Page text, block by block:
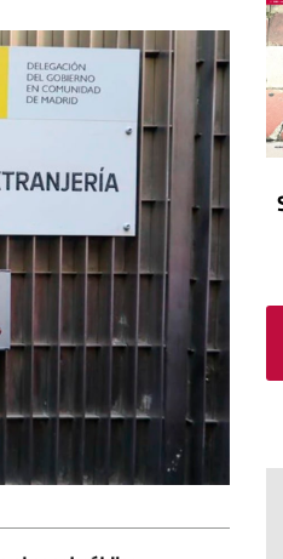
Sembrando sueños,
humanidad
Mensajes guardados